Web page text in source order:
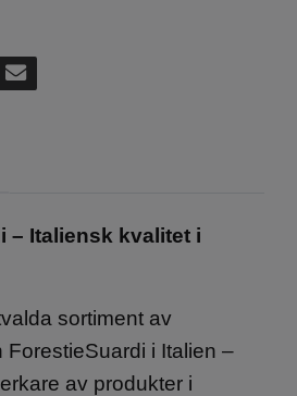
– Italiensk kvalitet i
sortiment av
ForestieSuardi i Italien –
av produkter i